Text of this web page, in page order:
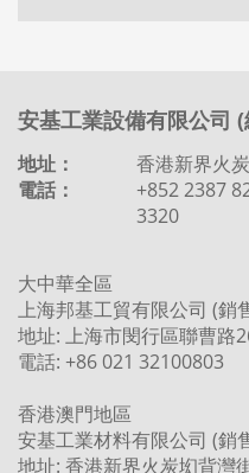
安基工業設備有限公司
地址：
香港新界火
電話：
+852 2387
3320
大中華全區
上海邦基工貿有限公司 (銷
地址: 上海市閔行區聯曹路
電話: +86 021 32100803
香港澳門地區
安基工業材料有限公司 (銷
地址: 香港新界火炭㘭背灣